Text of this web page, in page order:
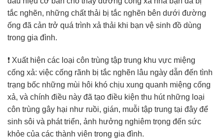
tắc nghẽn, những chất thải bị tắc nghẽn bên dưới đường
ống đã cản trở quá trình xả thải khi bạn vệ sinh đồ dùng
trong gia đình.
❗ Xuất hiện các loại côn trùng tập trung khu vực miệng
cống xả: việc cống rãnh bị tắc nghẽn lâu ngày dẫn đến tình
trạng bốc những mùi hôi khó chịu xung quanh miệng cống
xả, và chính điều này đã tạo điều kiện thu hút những loại
côn trùng gây hại như ruồi, gián, muỗi tập trung tại đây để
sinh sôi và phát triển, ảnh hưởng nghiêm trọng đến sức
khỏe của các thành viên trong gia đình.